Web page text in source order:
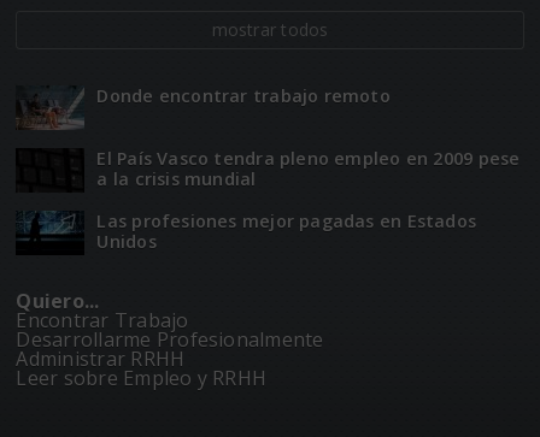
mostrar todos
Donde encontrar trabajo remoto
El Paí­­s Vasco tendra pleno empleo en 2009 pese
a la crisis mundial
Las profesiones mejor pagadas en Estados
Unidos
Quiero...
Encontrar Trabajo
Desarrollarme Profesionalmente
Administrar RRHH
Leer sobre Empleo y RRHH